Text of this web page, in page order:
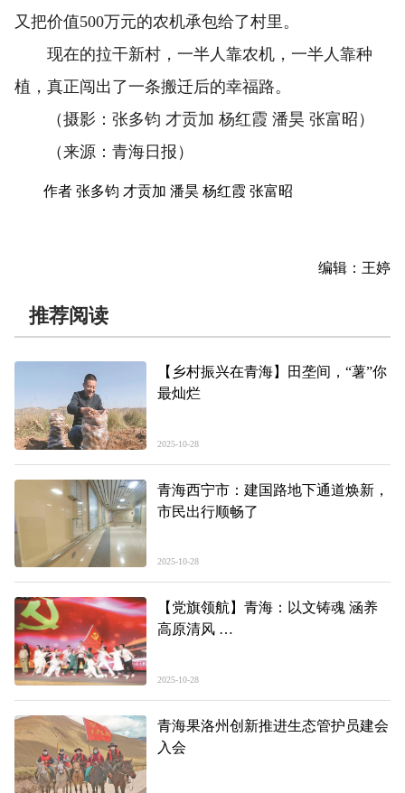
又把价值500万元的农机承包给了村里。
现在的拉干新村，一半人靠农机，一半人靠种
植，真正闯出了一条搬迁后的幸福路。
（摄影：张多钧 才贡加 杨红霞 潘昊 张富昭）
（来源：青海日报）
作者 张多钧 才贡加 潘昊 杨红霞 张富昭
编辑：王婷
推荐阅读
【乡村振兴在青海】田垄间，“薯”你
最灿烂
2025-10-28
青海西宁市：建国路地下通道焕新，
市民出行顺畅了
2025-10-28
【党旗领航】青海：以文铸魂 涵养
高原清风
2025-10-28
青海果洛州创新推进生态管护员建会
入会